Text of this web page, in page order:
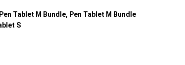
Tablet M Bundle, Pen Tablet M Bundle
S